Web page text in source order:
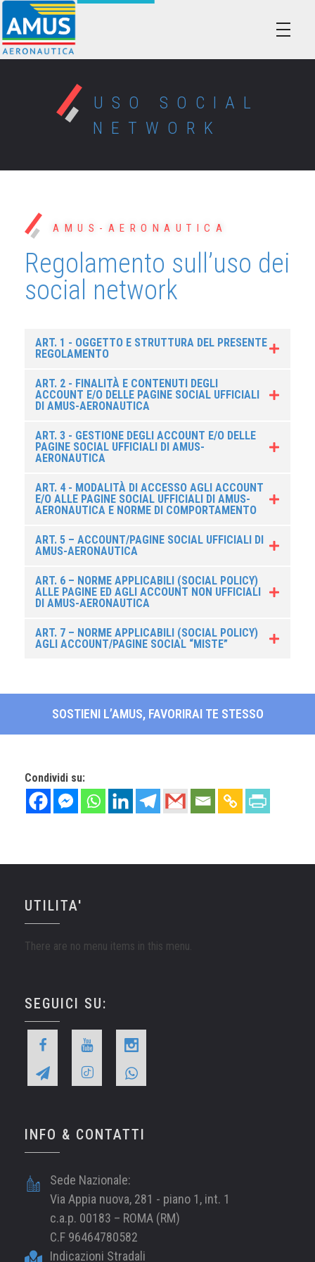
Associazione dei Militari Uniti in Sindacato - AMUS Aeronautica
AMUS- Difendiamo i tuoi diritti.
USO SOCIAL
NETWORK
AMUS-AERONAUTICA
Regolamento sull’uso dei
social network
ART. 1 - OGGETTO E STRUTTURA DEL PRESENTE
REGOLAMENTO
ART. 2 - FINALITÀ E CONTENUTI DEGLI
ACCOUNT E/O DELLE PAGINE SOCIAL UFFICIALI
DI AMUS-AERONAUTICA
ART. 3 - GESTIONE DEGLI ACCOUNT E/O DELLE
PAGINE SOCIAL UFFICIALI DI AMUS-
AERONAUTICA
ART. 4 - MODALITÀ DI ACCESSO AGLI ACCOUNT
E/O ALLE PAGINE SOCIAL UFFICIALI DI AMUS-
AERONAUTICA E NORME DI COMPORTAMENTO
ART. 5 – ACCOUNT/PAGINE SOCIAL UFFICIALI DI
AMUS-AERONAUTICA
ART. 6 – NORME APPLICABILI (SOCIAL POLICY)
ALLE PAGINE ED AGLI ACCOUNT NON UFFICIALI
DI AMUS-AERONAUTICA
ART. 7 – NORME APPLICABILI (SOCIAL POLICY)
AGLI ACCOUNT/PAGINE SOCIAL “MISTE”
SOSTIENI L’AMUS, FAVORIRAI TE STESSO
Condividi su:
UTILITA'
There are no menu items in this menu.
SEGUICI SU:
INFO & CONTATTI
Sede Nazionale:
Via Appia nuova, 281 - piano 1, int. 1
c.a.p. 00183 – ROMA (RM)
C.F 96464780582
Indicazioni Stradali